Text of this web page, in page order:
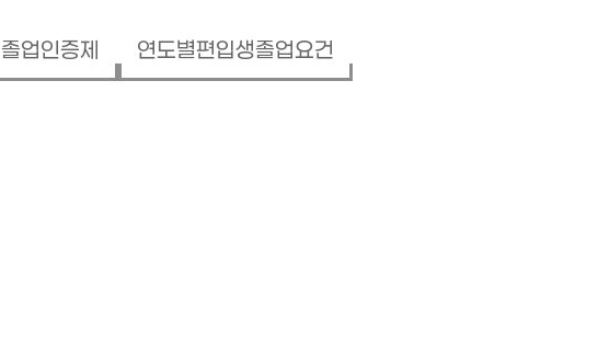
졸업인증제 연도별편입생졸업요건